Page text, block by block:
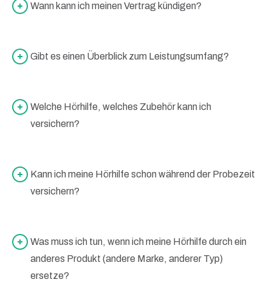
Wann kann ich meinen Vertrag kündigen?
Gibt es einen Überblick zum Leistungsumfang?
Welche Hörhilfe, welches Zubehör kann ich
versichern?
Kann ich meine Hörhilfe schon während der Probezeit
versichern?
Was muss ich tun, wenn ich meine Hörhilfe durch ein
anderes Produkt (andere Marke, anderer Typ)
ersetze?